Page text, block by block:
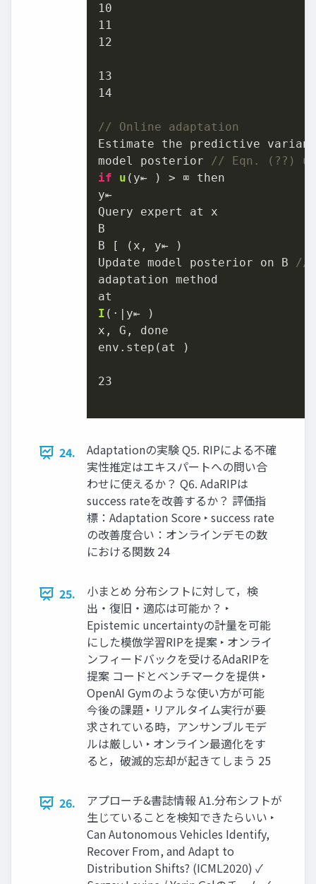
10
11
12
13
14
// Online adaptation
Estimate the predictive
model posterior // Eqn. (??)
if
u (y⇤ )
> ⌧ then
y⇤
Query expert at x
B
B [ (x, y⇤ )
Update model posterior on B //
adaptation method
I (·|y⇤ )
x, G, done
env.step(at )
23
24.
Adaptationの実験 Q5. RIPによる不確
実性推定はエキスパートへの問い合
わせに使えるか？ Q6. AdaRIPは
success rateを改善するか？ 評価指
標：Adaptation Score ‣ success rate
の改善度合い：オンラインデモの数
における関数 24
25.
小まとめ 分布シフトに対して，検
出・復旧・適応は可能か？ ‣
Epistemic uncertaintyの計量を可能
にした模倣学習RIPを提案 ‣ オンライ
ンフィードバックを受けるAdaRIPを
提案 コードとベンチマークを提供 ‣
OpenAI Gymのような使い方が可能
今後の課題 ‣ リアルタイム実行が要
求されている時，アンサンブルモデ
ルは厳しい ‣ オンライン最適化をす
ると，破滅的忘却が起きてしまう 25
26.
アプローチ&書誌情報 A1.分布シフトが
生じていることを検知できたらいい ‣
Can Autonomous Vehicles Identify,
Recover From, and Adapt to
Distribution Shifts? (ICML2020) ✓